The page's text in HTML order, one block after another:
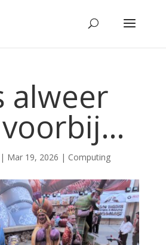
alweer
| Mar 19, 2026 | Computing